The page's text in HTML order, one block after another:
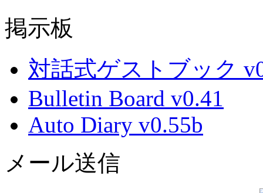
掲示板
対話式ゲストブック
Bulletin Board v0.41
Auto Diary v0.55b
メール送信